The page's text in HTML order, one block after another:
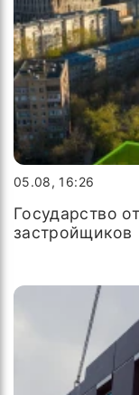
05.08, 16:26
Государство
застройщиков